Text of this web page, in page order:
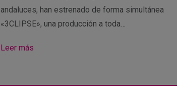
andaluces, han estrenado de forma simultánea
«3CLIPSE», una producción a toda…
Leer más